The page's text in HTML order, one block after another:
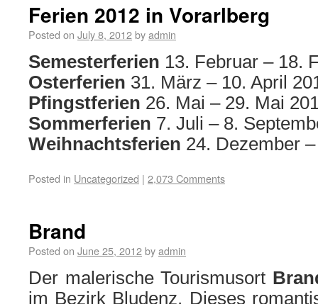
Ferien 2012 in Vorarlberg
Posted on July 8, 2012byadmin
Semesterferien 13. Februar – 18.
Osterferien 31. März – 10. April
Pfingstferien 26. Mai – 29. Mai
Sommerferien 7. Juli – 8.
Weihnachtsferien 24. Dezember
Posted in Uncategorized | 2,073 Comments
Brand
Posted on June 25, 2012byadmin
Der malerische Tourismusort
im Bezirk Bludenz. Dieses